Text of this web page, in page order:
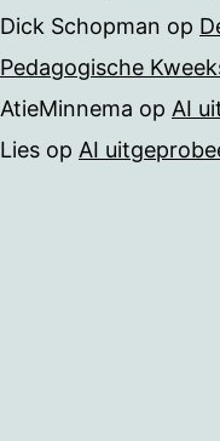
Dick Schopman op
Pedagogische
AtieMinnema op AI
Lies op AI